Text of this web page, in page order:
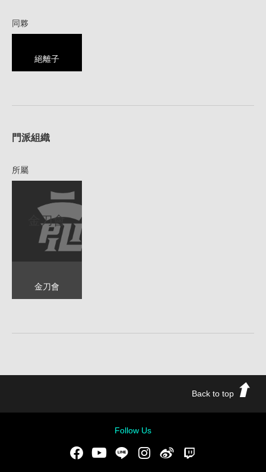
同夥
絕離子
門派組織
所屬
金刀會
金刀會
Back to top
Follow Us
FacebookYoutubeLINE Instgram新浪微博